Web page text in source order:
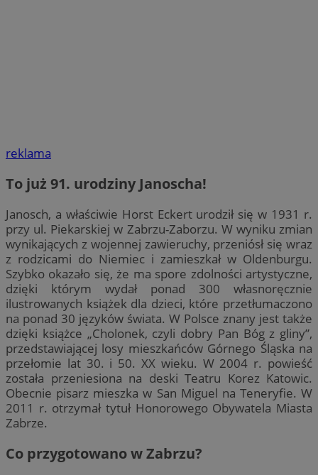
reklama
To już 91. urodziny Janoscha!
Janosch, a właściwie Horst Eckert urodził się w 1931 r.
przy ul. Piekarskiej w Zabrzu-Zaborzu. W wyniku zmian
wynikających z wojennej zawieruchy, przeniósł się wraz
z rodzicami do Niemiec i zamieszkał w Oldenburgu.
Szybko okazało się, że ma spore zdolności artystyczne,
dzięki którym wydał ponad 300 własnoręcznie
ilustrowanych książek dla dzieci, które przetłumaczono
na ponad 30 języków świata. W Polsce znany jest także
dzięki książce „Cholonek, czyli dobry Pan Bóg z gliny”,
przedstawiającej losy mieszkańców Górnego Śląska na
przełomie lat 30. i 50. XX wieku. W 2004 r. powieść
została przeniesiona na deski Teatru Korez Katowic.
Obecnie pisarz mieszka w San Miguel na Teneryfie. W
2011 r. otrzymał tytuł Honorowego Obywatela Miasta
Zabrze.
Co przygotowano w Zabrzu?